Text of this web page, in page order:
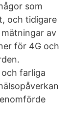
som
och tidigare
av
för 4G och
farliga